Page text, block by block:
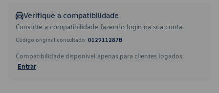
Verifique a compatibilidade
Consulte a compatibilidade fazendo login na sua conta.
Código original consultado: 012911287B
Compatibilidade disponível apenas para clientes logados.
Entrar